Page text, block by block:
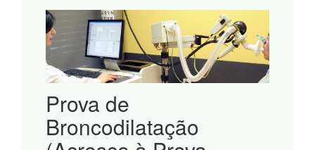
Prova de
Broncodilatação